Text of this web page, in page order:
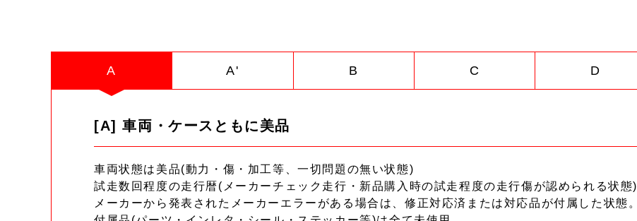
A A' B C D
[A] 車両・ケースともに美品
車両状態は美品(動力・傷・加工等、一切問題の無い状態)
試走数回程度の走行暦(メーカーチェック走行・新品購入時の試走程度の走行傷が認められる状態)
メーカーから発表されたメーカーエラーがある場合は、修正対応済または対応品が付属した状態。